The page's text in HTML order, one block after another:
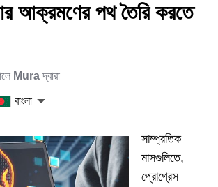
আক্রমণের পথ তৈরি করতে
Muraদ্বারা
বাংলা
সাম্প্রতিক
মাসগুলিতে,
প্রোগ্রেস